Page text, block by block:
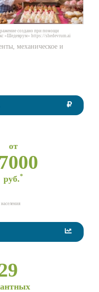
создано при помощи
«Шедеврум» https://shedevrum.ai
механическое и
от
руб.*